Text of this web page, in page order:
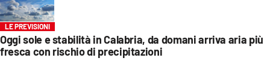
LE PREVISIONI
Oggi sole e stabilità in Calabria, da domani arriva aria più
fresca con rischio di precipitazioni